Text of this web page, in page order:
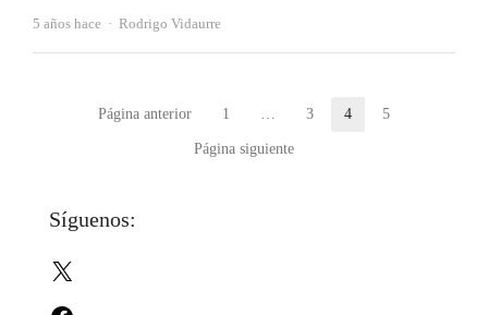
5 años hace Autor
Rodrigo Vidaurre
Paginación
Página anterior Página
1 Página
3 Página
4 5
Página siguiente
Síguenos: